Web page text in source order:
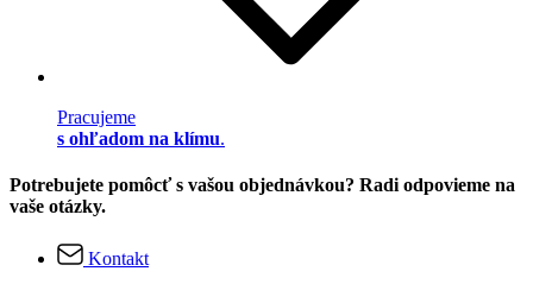
Pracujeme
s ohľadom na klímu.
Potrebujete pomôcť s vašou objednávkou? Radi odpovieme na
vaše otázky.
Kontakt